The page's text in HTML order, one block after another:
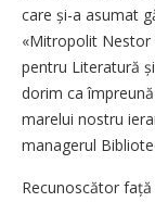
care și-a asumat
«Mitropolit Nestor
pentru Literatură
dorim ca
marelui nostru
managerul
Recunoscător